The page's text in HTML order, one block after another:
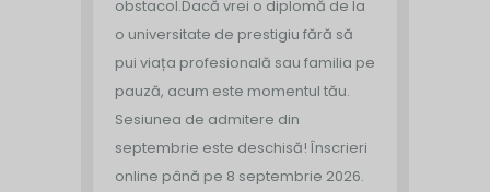
obstacol.Dacă vrei o diplomă de la
o universitate de prestigiu fără să
pui viața profesională sau familia pe
pauză, acum este momentul tău.
Sesiunea de admitere din
septembrie este deschisă! Înscrieri
online până pe 8 septembrie 2026.